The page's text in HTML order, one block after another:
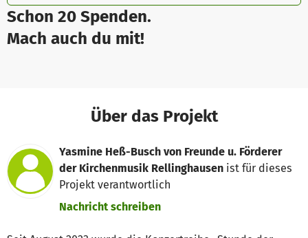
Schon 20 Spenden.
Mach auch du mit!
Über das Projekt
Yasmine Heß-Busch von Freunde u. Förderer
der Kirchenmusik Rellinghausen ist für dieses
Projekt verantwortlich
Nachricht schreiben